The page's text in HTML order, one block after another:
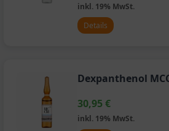
inkl. 19% MwSt.
Details
Dexpanthenol
30,95 €
inkl. 19% MwSt.